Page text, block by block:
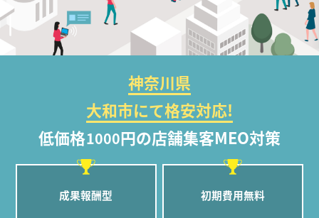
神奈川県
大和市にて格安対応!
低価格1000円の店舗集客MEO対策
成果報酬型 初期費用無料